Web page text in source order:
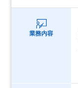
業務内容